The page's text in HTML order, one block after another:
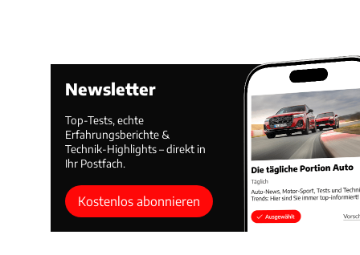
Newsletter
Top-Tests, echte
Erfahrungsberichte &
Technik-Highlights – direkt in
Ihr Postfach.
Kostenlos abonnieren